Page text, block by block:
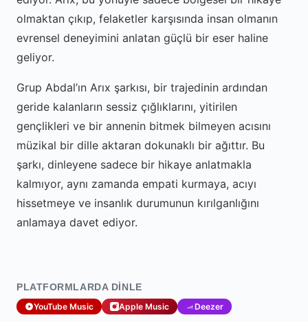
olmaktan çıkıp, felaketler karşısında insan olmanın
evrensel deneyimini anlatan güçlü bir eser haline
geliyor.
Grup Abdal’ın Arıx şarkısı, bir trajedinin ardından
geride kalanların sessiz çığlıklarını, yitirilen
gençlikleri ve bir annenin bitmek bilmeyen acısını
müzikal bir dille aktaran dokunaklı bir ağıttır. Bu
şarkı, dinleyene sadece bir hikaye anlatmakla
kalmıyor, aynı zamanda empati kurmaya, acıyı
hissetmeye ve insanlık durumunun kırılganlığını
anlamaya davet ediyor.
PLATFORMLARDA DINLE
YouTube Music Apple Music Deezer